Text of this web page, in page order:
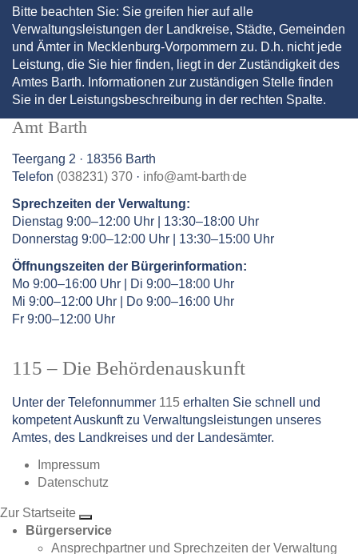
Bitte beachten Sie: Sie greifen hier auf alle
Verwaltungsleistungen der Landkreise, Städte, Gemeinden
und Ämter in Mecklenburg-Vorpommern zu. D.h. nicht jede
Leistung, die Sie hier finden, liegt in der Zuständigkeit des
Amtes Barth. Informationen zur zuständigen Stelle finden
Sie in der Leistungsbeschreibung in der rechten Spalte.
Amt Barth
Teergang 2 · 18356 Barth
Telefon (038231) 370 · info@amt-barth de
Sprechzeiten der Verwaltung:
Dienstag 9:00–12:00 Uhr | 13:30–18:00 Uhr
Donnerstag 9:00–12:00 Uhr | 13:30–15:00 Uhr
Öffnungszeiten der Bürgerinformation:
Mo 9:00–16:00 Uhr | Di 9:00–18:00 Uhr
Mi 9:00–12:00 Uhr | Do 9:00–16:00 Uhr
Fr 9:00–12:00 Uhr
115 – Die Behördenauskunft
Unter der Telefonnummer 115 erhalten Sie schnell und
kompetent Auskunft zu Verwaltungsleistungen unseres
Amtes, des Landkreises und der Landesämter.
Impressum
Datenschutz
Zur Startseite
Bürgerservice
Ansprechpartner und Sprechzeiten der Verwaltung